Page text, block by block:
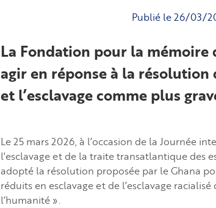
Publié le26/03/
La Fondation pour la mémoire
agir en réponse à la
et l’esclavage comme plus
Le 25 mars 2026, à l’occasion de la Journée
l'esclavage et de la traite transatlantique des
adopté la résolution proposée par le Ghana
réduits en esclavage et de l’esclavage
l’humanité ».